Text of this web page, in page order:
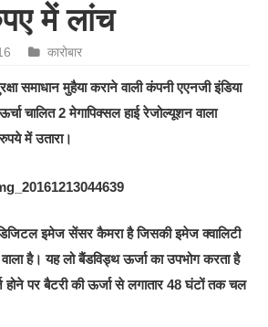
में लांच
कारोबार
समाधान मुहैया कराने वाली कंपनी एएनजी इंडिया
चालित 2 मेगापिक्सल हाई रेजोल्यूशन वाला
में उतारा।
इमेज सेंसर कैमरा है जिसकी इमेज क्वालिटी
है। यह लो बैंडविड्थ ऊर्जा का उपभोग करता है
होने पर बैटरी की ऊर्जा से लगातार 48 घंटों तक चल